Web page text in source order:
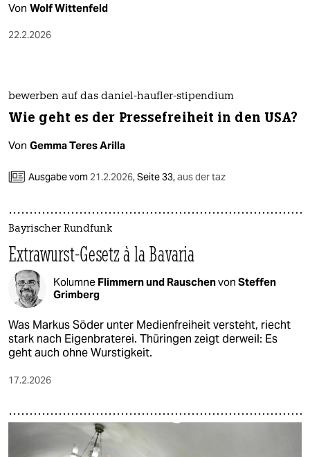
Von Wolf Wittenfeld
22.2.2026
bewerben auf das daniel-haufler-stipendium
Wie geht es der Pressefreiheit in den USA?
Von Gemma Teres Arilla
Ausgabe vom 21.2.2026,Seite 33,aus der taz
Bayrischer Rundfunk
Extrawurst-Gesetz à la Bavaria
Kolumne Flimmern und Rauschenvon Steffen
Grimberg
Was Markus Söder unter Medienfreiheit versteht, riecht
stark nach Eigenbraterei. Thüringen zeigt derweil: Es
geht auch ohne Wurstigkeit.
17.2.2026